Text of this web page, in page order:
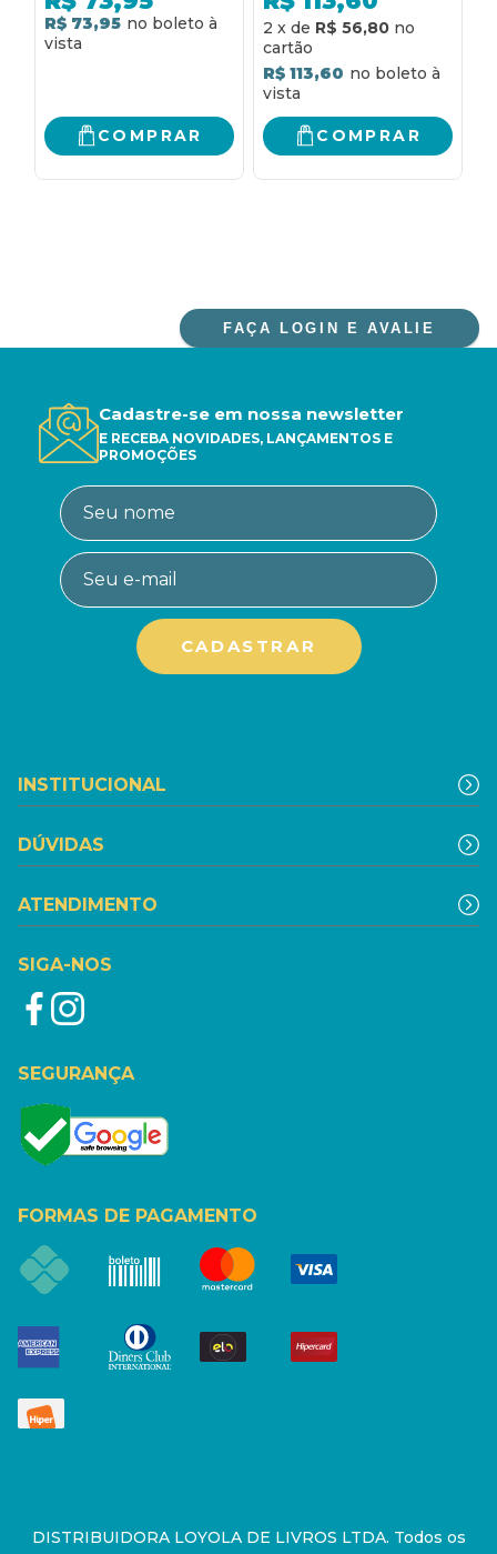
- Vol. 14
R$ 73,95
COMPRAR
ALUNOS COM
TRANSTORNO DO
ESPECTRO AUTISTA
2 x de R$ 56,80
R$ 113,60
COMPRAR
FAÇA LOGIN E AVALIE
Cadastre-se em nossa newsletter
E RECEBA NOVIDADES, LANÇAMENTOS E
PROMOÇÕES
INSTITUCIONAL
DÚVIDAS
ATENDIMENTO
SIGA-NOS
SEGURANÇA
FORMAS DE PAGAMENTO
DISTRIBUIDORA LOYOLA DE LIVROS LTDA. Todos os